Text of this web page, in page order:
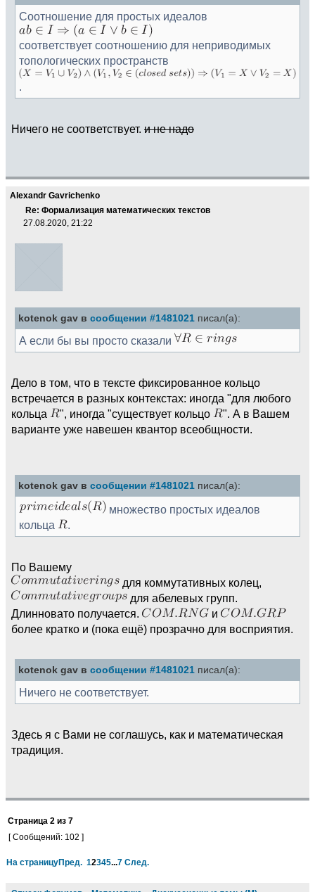
Соотношение для простых идеалов
соответствует соотношению для неприводимых
топологических пространств
.
Ничего не соответствует. и не надо
Alexandr Gavrichenko
Re: Формализация математических текстов
27.08.2020, 21:22
kotenok gav в сообщении #1481021 писал(а):
А если бы вы просто сказали
Дело в том, что в тексте фиксированное кольцо
встречается в разных контекстах: иногда "для любого
кольца
", иногда "существует кольцо
". А в Вашем
варианте уже навешен квантор всеобщности.
kotenok gav в сообщении #1481021 писал(а):
множество простых идеалов
кольца
.
По Вашему
для коммутативных колец,
для абелевых групп.
Длинновато получается.
и
более кратко и (пока ещё) прозрачно для восприятия.
kotenok gav в сообщении #1481021 писал(а):
Ничего не соответствует.
Здесь я с Вами не соглашусь, как и математическая
традиция.
Страница 2 из 7
[ Сообщений: 102 ]
На страницуПред. 12345...7 След.